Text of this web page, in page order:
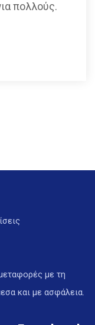
πολλούς.
με τη
και με ασφάλεια.